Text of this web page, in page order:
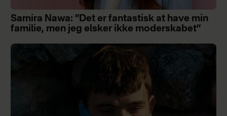
Samira Nawa: ”Det er fantastisk at have min
familie, men jeg elsker ikke moderskabet”